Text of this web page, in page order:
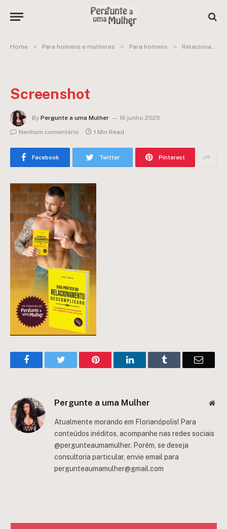
Home » Para homens e mulheres » Para homens » Relacionamentos Líquidos Modernos: Guia Prático de Sobrevivência
Screenshot
By Pergunte a uma Mulher
16 junho 2025
Nenhum comentário
1 Min Read
Facebook Twitter Pinterest
FacebookTwitter Pinterest LinkedInTumblr Email
Pergunte a uma Mulher
Atualmente morando em Florianópolis! Para
conteúdos inéditos, acompanhe nas redes sociais
@pergunteaumamulher. Porém, se deseja
consultoria particular, envie email para
pergunteaumamulher@gmail.com